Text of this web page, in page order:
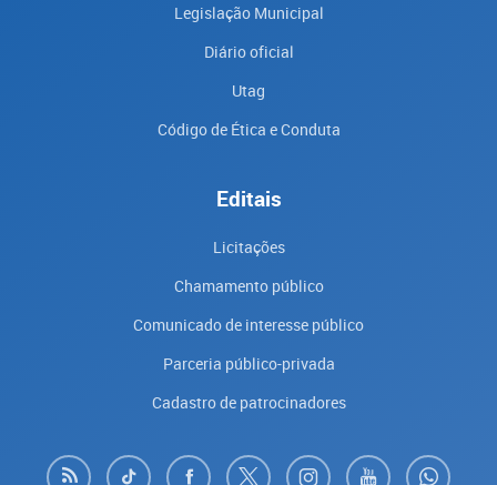
Legislação Municipal
Diário oficial
Utag
Código de Ética e Conduta
Editais
Licitações
Chamamento público
Comunicado de interesse público
Parceria público-privada
Cadastro de patrocinadores